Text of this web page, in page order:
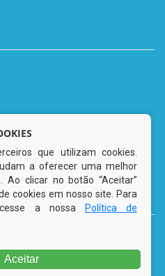
que utilizam cookies.
a oferecer uma melhor
Ao clicar no botão “Aceitar”
cookies em nosso site. Para
a nossa
Política de
Aceitar